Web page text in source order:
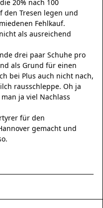
20% nach 100
den Tresen legen und
Fehlkauf.
als ausreichend
drei paar Schuhe pro
als Grund für einen
bei Plus auch nicht nach,
rausschleppe. Oh ja
ja viel Nachlass
für den
gemacht und